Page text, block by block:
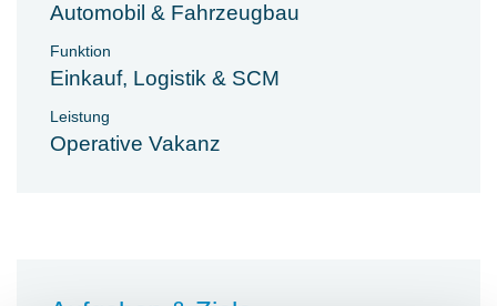
Automobil & Fahrzeugbau
Funktion
Einkauf, Logistik & SCM
Leistung
Operative Vakanz